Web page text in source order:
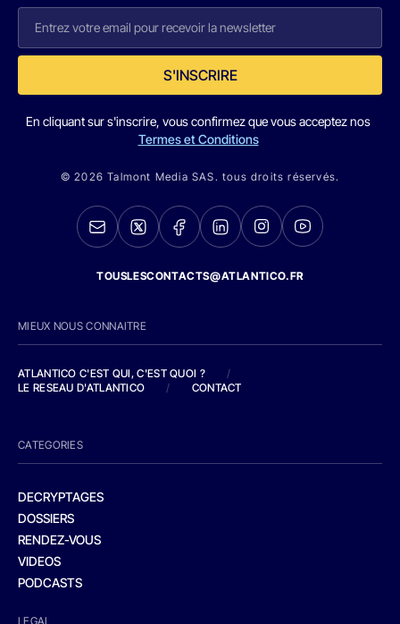
S'INSCRIRE
En cliquant sur s'inscrire, vous confirmez que vous acceptez nos
Termes et Conditions
© 2026 Talmont Media SAS. tous droits réservés.
TOUSLESCONTACTS@ATLANTICO.FR
MIEUX NOUS CONNAITRE
ATLANTICO C'EST QUI, C'EST QUOI ?
/
LE RESEAU D'ATLANTICO
/ CONTACT
CATEGORIES
DECRYPTAGES
DOSSIERS
RENDEZ-VOUS
VIDEOS
PODCASTS
LEGAL